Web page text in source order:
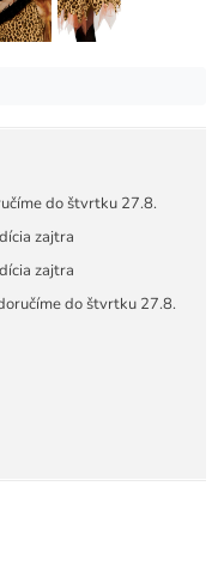
do štvrtku 27.8.
zajtra
zajtra
do štvrtku 27.8.